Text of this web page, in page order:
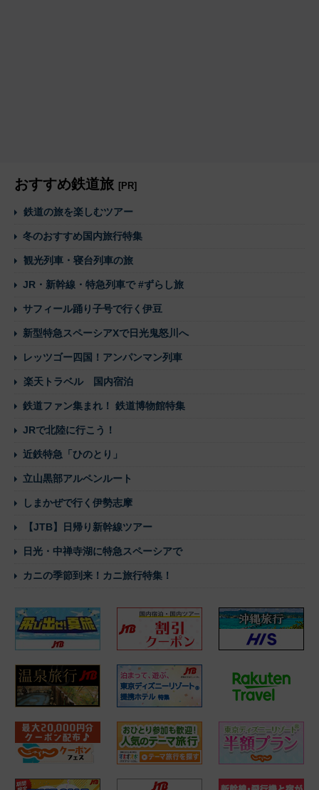
おすすめ鉄道旅 [PR]
鉄道の旅を楽しむツアー
冬のおすすめ国内旅行特集
観光列車・寝台列車の旅
JR・新幹線・特急列車で #ずらし旅
サフィール踊り子号で行く伊豆
新型特急スペーシアXで日光鬼怒川へ
レッツゴー四国！アンパンマン列車
楽天トラベル 国内宿泊
鉄道ファン集まれ！ 鉄道博物館特集
JRで北陸に行こう！
近鉄特急「ひのとり」
立山黒部アルペンルート
しまかぜで行く伊勢志摩
【JTB】日帰り新幹線ツアー
日光・中禅寺湖に特急スペーシアで
カニの季節到来！カニ旅行特集！